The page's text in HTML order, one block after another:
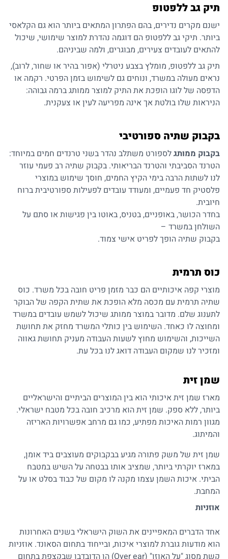
תיק גב ללפטופ
ישנם מקרים נדירים, בהם הפתרון המתאים ביותר הוא גם הקלאסי
ביותר. תיקי גב ללפטופ הם דוגמה נהדרת למוצר שימושי, שיכול
להתאים לעובדים צעירים, מבוגרים, ולמה שביניהם.
תיק גב ללפטופ, מומלץ בצבע ניטרלי (אפור בהיר או שחור, לרוב),
נראים מעולה במשרד, ונוחים גם לשימוש בזמן הפרטי. רקמה או
הדפסה של לוגו הופכת את התיק למוצר ממותג ברמה גבוהה:
הניראות שלו בולטת אך אינה מפריעה לעין או צעקנית.
בקבוק שתיה ספורטיבי
בקבוק ממותגלספורט משתלב נהדר בשני טרנדים חמים במיוחד:
הטרנד הסביבתי והטרנד הבריאותי. בקבוק שתיה רב פעמי עוזר
לנו לשתות הרבה בימי הקיץ החמים, חוסך שימוש במוצרי
פלסטיק חד פעמיים, ומעודד עובדים לפעילות ספורטיבית ברוח
חיובית.
בחדר הכושר, באופניים, בטניס, באוטו בין פגישות או סתם על
השולחן במשרד –
בקבוק שתיה הופך לפריט אישי צמוד.
כוס תרמית
מוצרי קפה איכותיים הם כבר מזמן פריט חובה בכל משרד. כוס
שתיה תרמית עם מכסה מלא הופכת את שתית הקפה של הבוקר
לתענוג שלם. מדובר במוצר ממותג שיכול לשמש עובדים במשרד
ומחוצה לו כאחד. השימוש בין כותלי המשרד מחזק את תחושת
השייכות, והשימוש מחוץ לשעות העבודה מעניק תחושת גאווה
ומזכיר לנו שמקום העבודה דואג לנו בכל עת.
שמן זית
מארז שמן זית איכותי הוא בין המוצרים הביתיים והישראליים
ביותר, ללא ספק. שמן זית הוא מרכיב חובה בכל מטבח ישראלי.
מגוון רמות האיכות מפתיע, כמו גם מרחב אפשרויות האריזה
והמיתוג.
שמן זית של משק פתורה מגיע בבקבוקים מעוצבים ביד אומן,
במארז יוקרתי ביותר, שמציב אותו בבטחה על השיש במטבח
הביתי. איכות השמן עצמו מקנה לו מקום של כבוד בסלט או על
המחבת.
אוזניות
אחד הדברים המאפיינים את השוק הישראלי בשנים האחרונות
הוא מודעות גוברת למוצרי איכות, ובייחוד בתחום הסאונד. אוזניות
קשת מסוג "על האוזן" (Over ear) הן הדובדבן שבקצפת בתחום